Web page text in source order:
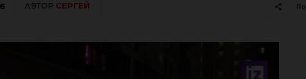
АВТОР СЕРГЕЙ